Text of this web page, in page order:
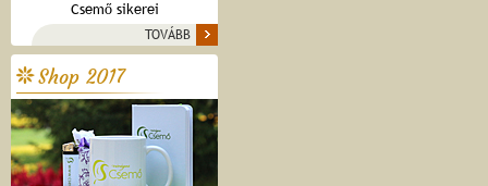
Csemő sikerei
TOVÁBB
Shop 2017